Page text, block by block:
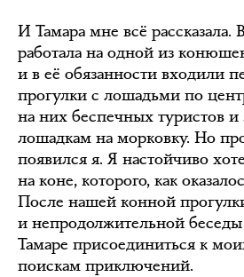
И Тамара мне всё рассказала.
работала на одной из
и в её обязанности входили
прогулки с лошадьми по
на них беспечных туристов и
лошадкам на морковку. Но
появился я. Я настойчиво
на коне, которого, как
После нашей конной
и непродолжительной
Тамаре присоединиться к
поискам приключений.